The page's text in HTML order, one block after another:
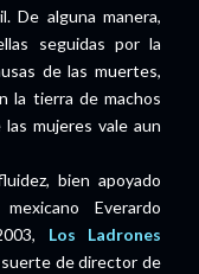
De alguna manera,
seguidas por la
de las muertes,
la tierra de machos
mujeres vale aun
bien apoyado
Everardo
Los Ladrones
de director de